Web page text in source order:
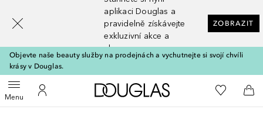
aplikaci Douglas a
pravidelně získávejte
exkluzivní akce a
slevy
ZOBRAZIT
Objevte naše beauty služby na prodejnách a vychutnejte si svojí chvíli
krásy v Douglas.
MenuOtevřít menuK mému účtu
Domů K mému
Do
Vraťte se
Proveďte vyhledávání
[navigation.slideout.screenreader]